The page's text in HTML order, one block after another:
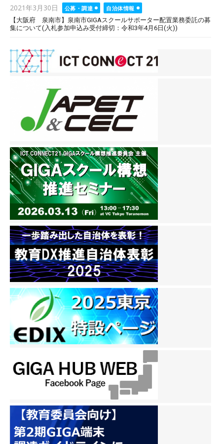
Posted
on
2021年3月30日 公募・調達
自治体情報
【大阪府 泉南市】泉南市GIGAスクールサポーター配置業務委託の募
集について(入札参加申込み受付締切：令和3年4月6日(火))